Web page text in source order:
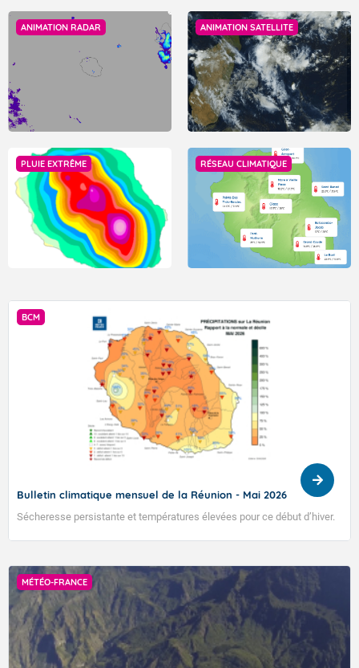
ANIMATION RADAR ANIMATION SATELLITE
PLUIE EXTRÊME RÉSEAU CLIMATIQUE
BCM
Bulletin climatique mensuel de la Réunion - Mai 2026
Sécheresse persistante et températures élevées pour ce début d’hiver.
MÉTÉO-FRANCE